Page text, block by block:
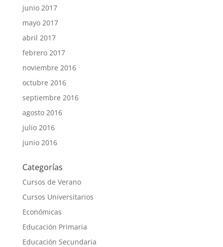
junio 2017
mayo 2017
abril 2017
febrero 2017
noviembre 2016
octubre 2016
septiembre 2016
agosto 2016
julio 2016
junio 2016
Categorías
Cursos de Verano
Cursos Universitarios
Económicas
Educación Primaria
Educación Secundaria